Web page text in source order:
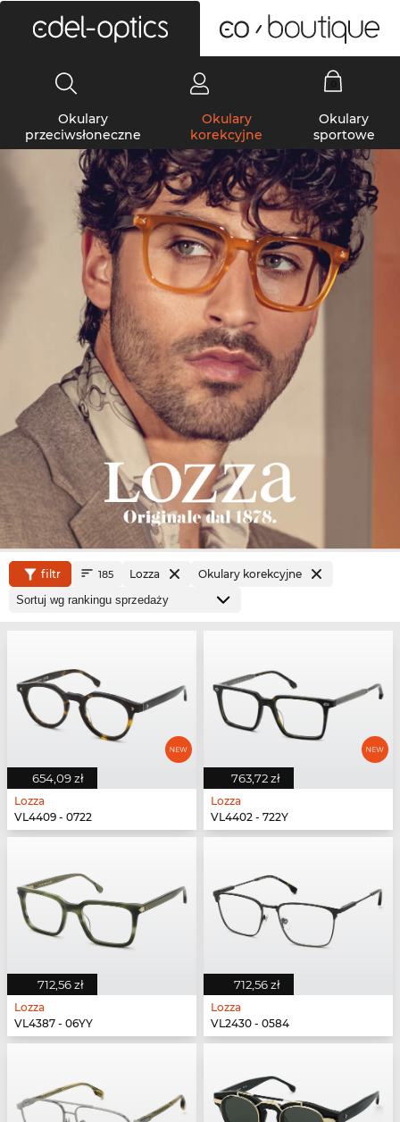
Okulary
przeciwsłoneczne
Okulary
korekcyjne
Okulary
sportowe
filtr 185 Lozza Okulary korekcyjne
654,09 zł
Lozza
VL4409 - 0722
763,72 zł
Lozza
VL4402 - 722Y
712,56 zł
Lozza
VL4387 - 06YY
712,56 zł
Lozza
VL2430 - 0584